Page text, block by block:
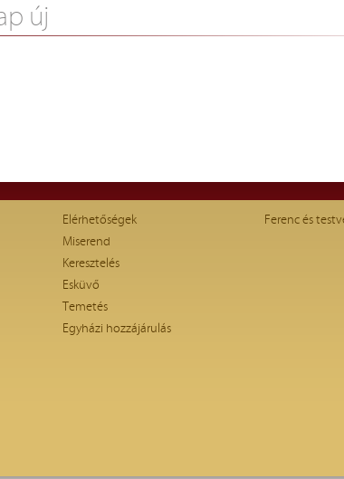
új
Elérhetőségek
Miserend
Keresztelés
Esküvő
Temetés
Egyházi hozzájárulás
Ferenc és